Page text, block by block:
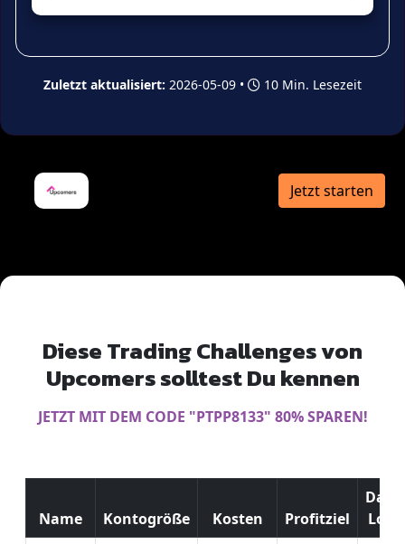
Zuletzt aktualisiert: 2026-05-09 • 10 Min. Lesezeit
Jetzt starten
Diese Trading Challenges von
Upcomers solltest Du kennen
JETZT MIT DEM CODE "PTPP8133" 80% SPAREN!
Name Kontogröße Kosten Profitziel
Daily
Loss